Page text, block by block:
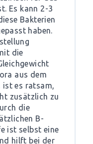
Es kann 2-3
Bakterien
haben.
die
aus dem
ist es ratsam,
zusätzlich zu
die
B-
ist selbst eine
hilft bei der